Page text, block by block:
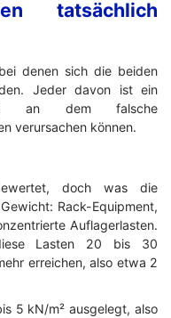
tatsächlich
denen sich die beiden
Jeder davon ist ein
an dem falsche
verursachen können.
doch was die
Rack-Equipment,
Auflagerlasten.
Lasten 20 bis 30
erreichen, also etwa 2
5 kN/m² ausgelegt, also